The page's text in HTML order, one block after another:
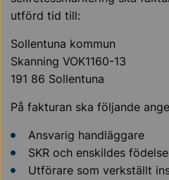
utförd tid till:
Sollentuna kommun
Skanning VOK1160-13
191 86 Sollentuna
På fakturan ska följande
Ansvarig handläggare
SKR och enskildes
Utförare som verkställt